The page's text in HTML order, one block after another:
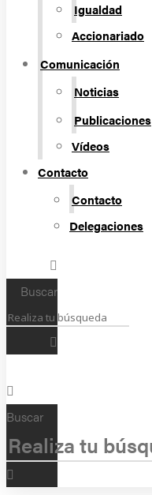
Igualdad
Accionariado
Comunicación
Noticias
Publicaciones
Vídeos
Contacto
Contacto
Delegaciones
Buscar
Buscar